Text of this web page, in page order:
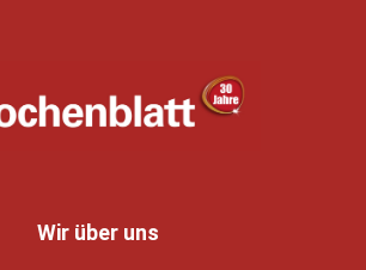
Wir über uns